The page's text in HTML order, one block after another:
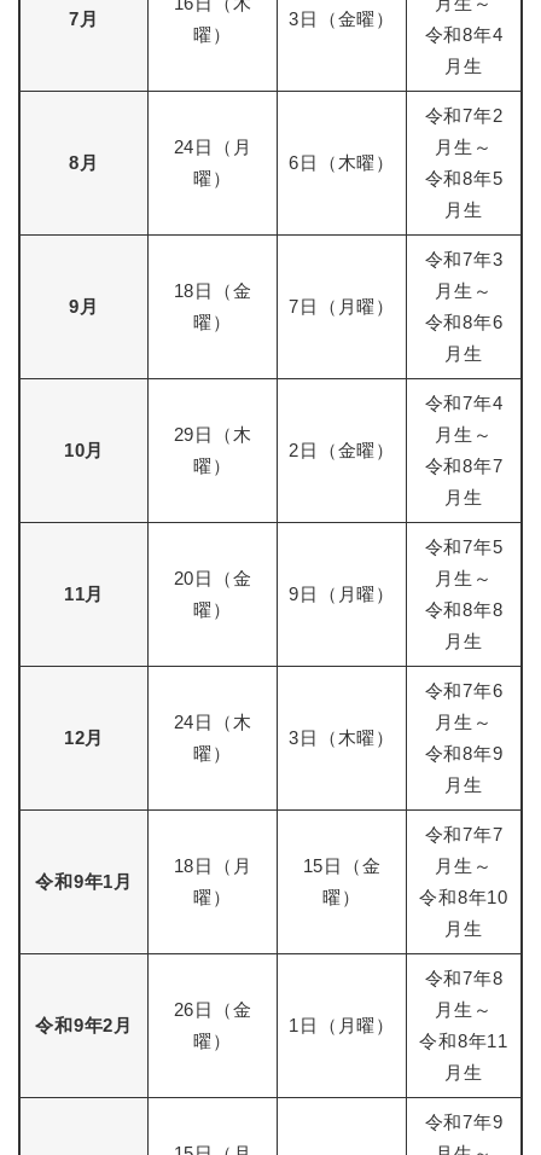
7月
曜）
3日（金曜）
令和8年4
月生
8月
24日（月
曜）
6日（木曜）
令和7年2
月生～
令和8年5
月生
9月
18日（金
曜）
7日（月曜）
令和7年3
月生～
令和8年6
月生
10月
29日（木
曜）
2日（金曜）
令和7年4
月生～
令和8年7
月生
11月
20日（金
曜）
9日（月曜）
令和7年5
月生～
令和8年8
月生
12月
24日（木
曜）
3日（木曜）
令和7年6
月生～
令和8年9
月生
令和9年1月
18日（月
曜）
15日（金
曜）
令和7年7
月生～
令和8年10
月生
令和9年2月
26日（金
曜）
1日（月曜）
令和7年8
月生～
令和8年11
月生
令和7年9